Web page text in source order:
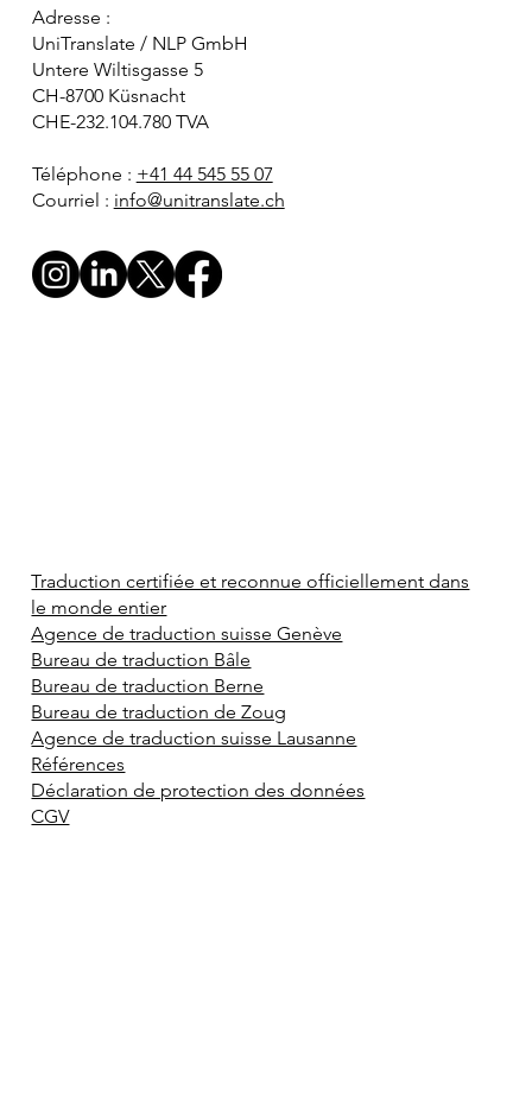
Adresse :
UniTranslate / NLP GmbH
Untere Wiltisgasse 5
CH-8700 Küsnacht
CHE-232.104.780 TVA
Téléphone : +41 44 545 55 07
Courriel : info@unitranslate.ch
Traduction certifiée et reconnue officiellement dans
le monde entier
Agence de traduction suisse Genève
Bureau de traduction Bâle
Bureau de traduction Berne
Bureau de traduction de Zoug
Agence de traduction suisse Lausanne
Références
Déclaration de protection des données
CGV